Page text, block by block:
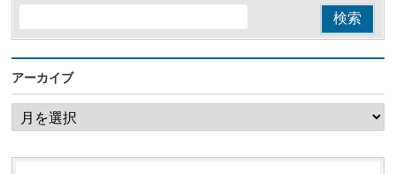
アーカイブ
ア
ー
カ
ブ